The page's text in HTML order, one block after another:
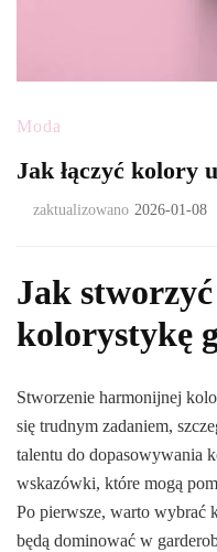
Moda
Jak łączyć kolory
zaktualizowano 2026-01-08
Jak
kolorystykę
Stworzenie harmonijnej
się trudnym zadaniem,
talentu do dopasowywania
wskazówki, które mogą
Po pierwsze, warto wybrać
będą dominować w